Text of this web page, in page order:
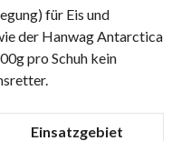
für Eis und
der Hanwag Antarctica
pro Schuh kein
Einsatzgebiet